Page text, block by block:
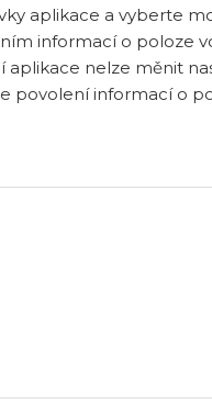
aplikace a vyberte
informací o poloze
aplikace nelze měnit
povolení informací o